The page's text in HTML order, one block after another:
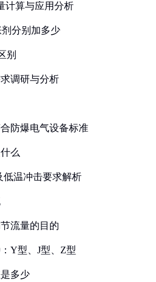
计算与应用分析
剂分别加多少
别
调研与分析
防爆电气设备标准
么
低温冲击要求解析
流量的目的
Y型、J型、Z型
多少